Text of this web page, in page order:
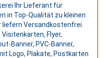
Ihr Lieferant für
in Top-Qualität zu kleinen
liefern Versandkostenfrei.
Flyer,
Banner, PVC-Banner,
Logo, Plakate, Postkarten